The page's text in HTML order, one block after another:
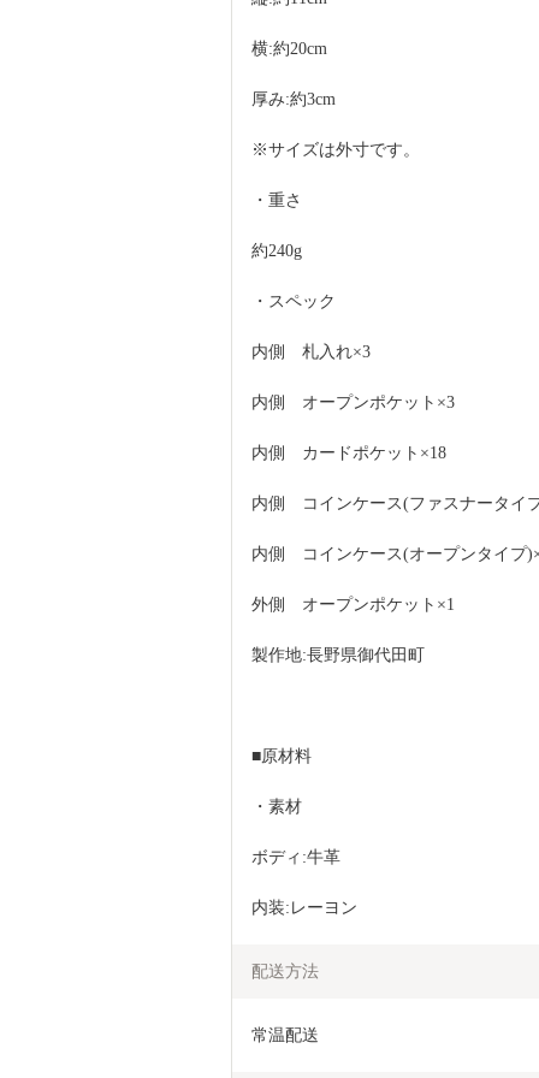
横:約20cm
厚み:約3cm
※サイズは外寸です。
・重さ
約240g
・スペック
内側　札入れ×3
内側　オープンポケット×3
内側　カードポケット×18
内側　コインケース(ファスナータイ
内側　コインケース(オープンタイプ
外側　オープンポケット×1
製作地:長野県御代田町
■原材料
・素材
ボディ:牛革
内装:レーヨン
配送方法
常温配送